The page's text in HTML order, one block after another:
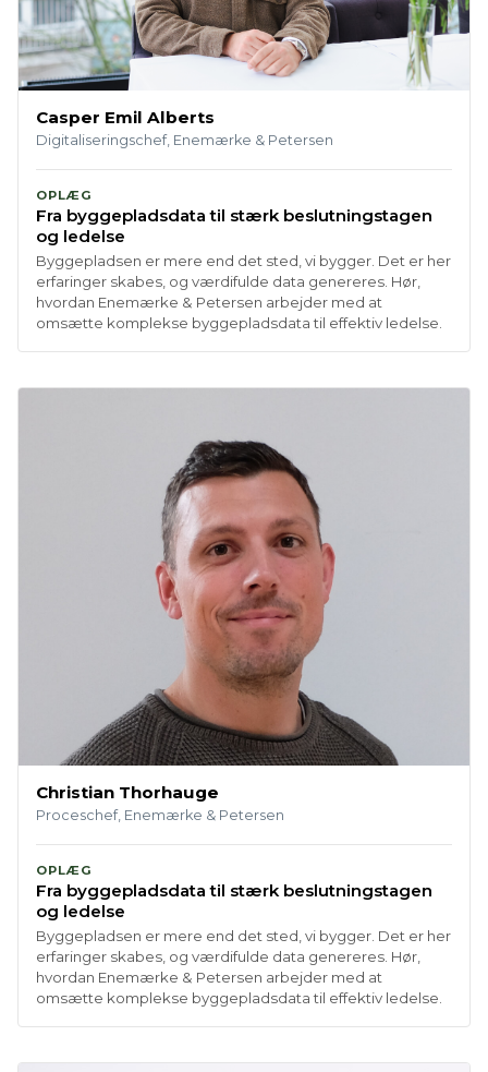
Casper Emil Alberts
Digitaliseringschef, Enemærke & Petersen
OPLÆG
Fra byggepladsdata til stærk beslutningstagen
og ledelse
Byggepladsen er mere end det sted, vi bygger. Det er her
erfaringer skabes, og værdifulde data genereres. Hør,
hvordan Enemærke & Petersen arbejder med at
omsætte komplekse byggepladsdata til effektiv ledelse.
Christian Thorhauge
Proceschef, Enemærke & Petersen
OPLÆG
Fra byggepladsdata til stærk beslutningstagen
og ledelse
Byggepladsen er mere end det sted, vi bygger. Det er her
erfaringer skabes, og værdifulde data genereres. Hør,
hvordan Enemærke & Petersen arbejder med at
omsætte komplekse byggepladsdata til effektiv ledelse.